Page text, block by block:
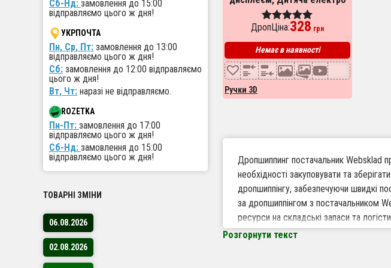
ручка для фігурок із
пластику. Колір: жовтий
Оценка
из 5
ДропЦіна:328 грн
Немає в наявності
Ручки 3D
Дропшиппинг постачальник Websklad
необхідності закуповувати та
дропшиппінгу, забезпечуючи швидкі
за дропшиппінгом з постачальником
ресурси на складські запаси та
Розгорнути текст
Сб-Нд: замовлення до 15:00
відправляємо цього ж дня!
УКРПОЧТА
Пн, Ср, Пт: замовлення до 13:00
відправляємо цього ж дня!
Сб: замовлення до 12:00 відправляємо
цього ж дня!
Вт, Чт: наразі не відправляємо.
ROZETKA
Пн-Пт: замовлення до 17:00
відправляємо цього ж дня!
Сб-Нд: замовлення до 15:00
відправляємо цього ж дня!
ТОВАРНІ ЗМІНИ
06.08.2026
02.08.2026